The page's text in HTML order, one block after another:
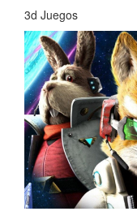
3d Juegos